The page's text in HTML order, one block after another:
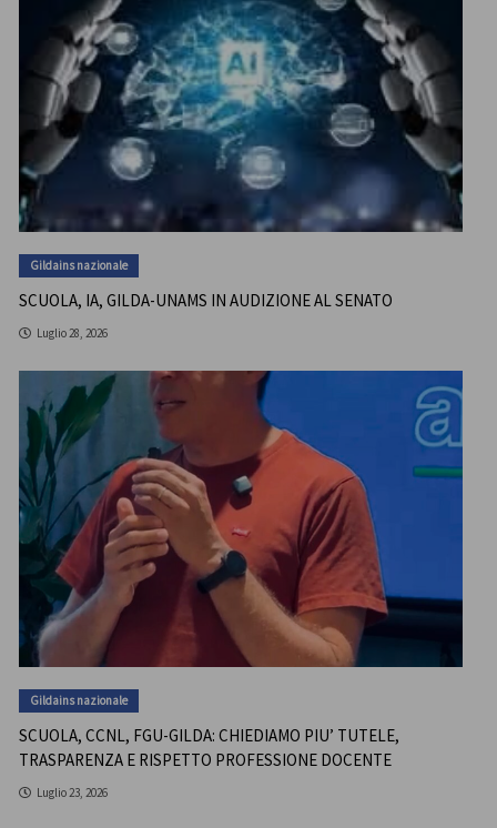
Gildains nazionale
SCUOLA, IA, GILDA-UNAMS IN AUDIZIONE AL SENATO
Luglio 28, 2026
Gildains nazionale
SCUOLA, CCNL, FGU-GILDA: CHIEDIAMO PIU’ TUTELE,
TRASPARENZA E RISPETTO PROFESSIONE DOCENTE
Luglio 23, 2026